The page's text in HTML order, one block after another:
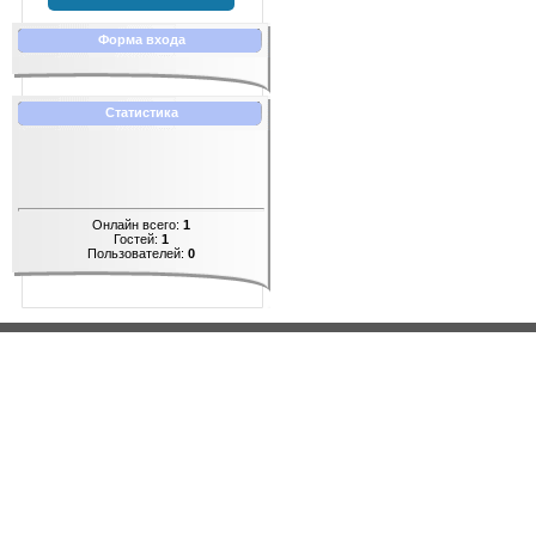
Форма входа
Статистика
Онлайн всего: 1
Гостей: 1
Пользователей: 0